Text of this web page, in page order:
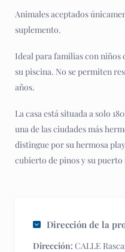
Animales aceptados
suplemento.
Ideal para familias con niños
su piscina. No se permiten
años.
La casa está situada a solo
una de las ciudades más
distingue por su hermosa
cubierto de pinos y su
Dirección de la
Dirección: CALLE